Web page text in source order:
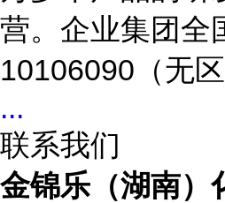
营。企业集团全
10106090（无区
...
联系我们
金锦乐（湖南）